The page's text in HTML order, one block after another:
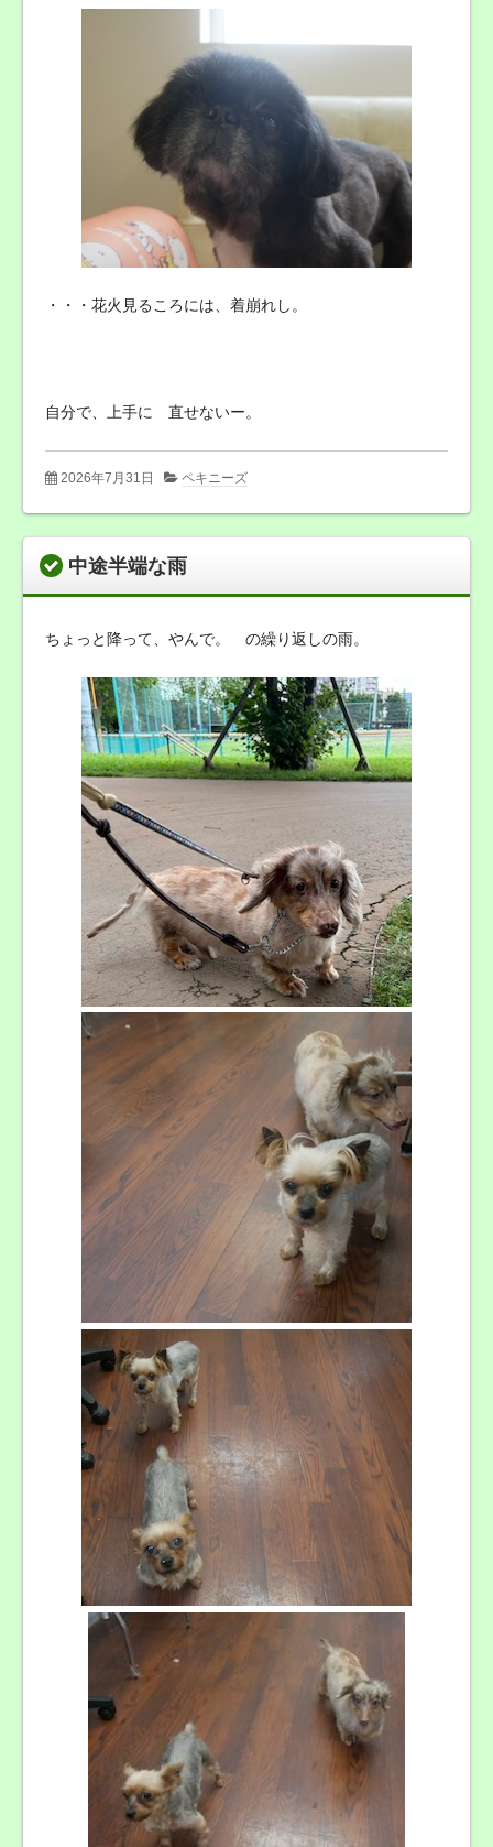
・・・花火見るころには、着崩れし。
自分で、上手に 直せないー。
2026年7月31日 ペキニーズ
中途半端な雨
ちょっと降って、やんで。 の繰り返しの雨。